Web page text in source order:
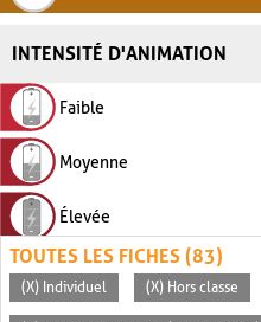
INTENSITÉ D'ANIMATION
Faible
Moyenne
Élevée
TOUTES LES FICHES (83)
(X) Individuel (X) Hors classe